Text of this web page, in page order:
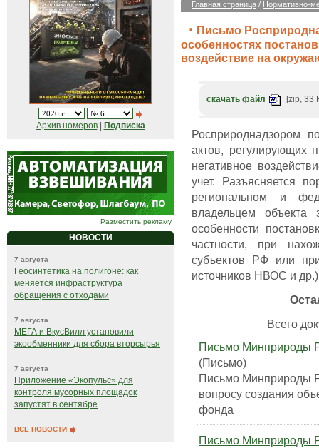
Архив номеров| Подписка
Разместить рекламу
НОВОСТИ
7 августа
Геосинтетика на полигоне: как
меняется инфраструктура
обращения с отходами
7 августа
МЕГА и ВкусВилл установили
экообменники для сбора вторсырья
7 августа
Приложение «Экопульс» для
контроля мусорных площадок
запустят в сентябре
ВСЕ НОВОСТИ
Главная страница / Нормативно-
Письмо
особенностях
воздействие на
скачать файл [zip, 33
Росприроднадзором
актов, регулирующих
негативное
учет. Разъясняется
региональном и
владельцем объекта
особенности
частности, при
субъектов РФ или
источников НВОС и
Всего
Письмо Минприроды
(Письмо)
Письмо Минприроды
вопросу создания
фонда
Письмо Минприроды